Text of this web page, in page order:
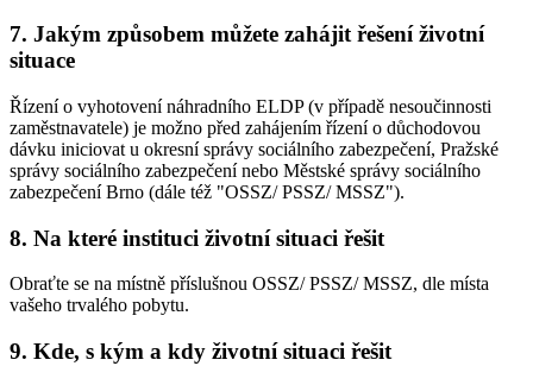
7. Jakým způsobem můžete zahájit řešení životní
situace
Řízení o vyhotovení náhradního ELDP (v případě nesoučinnosti
zaměstnavatele) je možno před zahájením řízení o důchodovou
dávku iniciovat u okresní správy sociálního zabezpečení, Pražské
správy sociálního zabezpečení nebo Městské správy sociálního
zabezpečení Brno (dále též "OSSZ/ PSSZ/ MSSZ").
8. Na které instituci životní situaci řešit
Obraťte se na místně příslušnou OSSZ/ PSSZ/ MSSZ, dle místa
vašeho trvalého pobytu.
9. Kde, s kým a kdy životní situaci řešit